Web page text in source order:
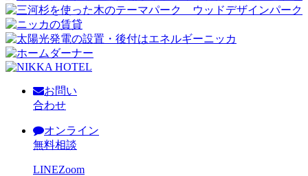
お問い
合わせ
オンライン
無料相談
LINEZoom